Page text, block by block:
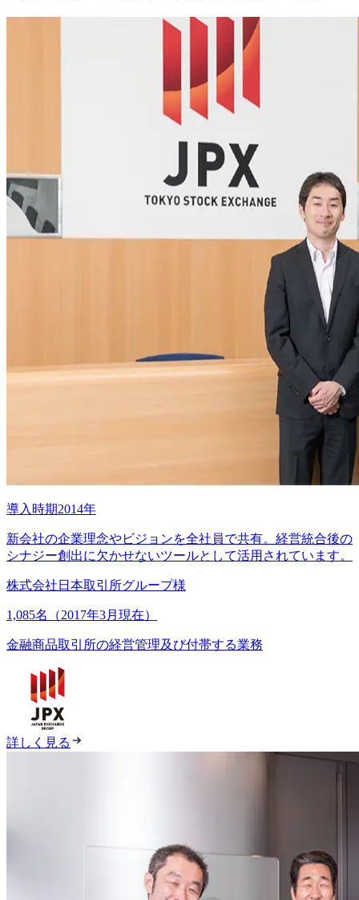
導入時期2014年
新会社の企業理念やビジョンを全社員で共有。経営統合後の
シナジー創出に欠かせないツールとして活用されています。
株式会社日本取引所グループ様
1,085名（2017年3月現在）
金融商品取引所の経営管理及び付帯する業務
詳しく見る